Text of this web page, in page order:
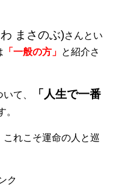
まさのぶ)さんとい
「一般の方」 と紹介さ
て、
「人生で一番
。
れこそ運命の人と巡
ク